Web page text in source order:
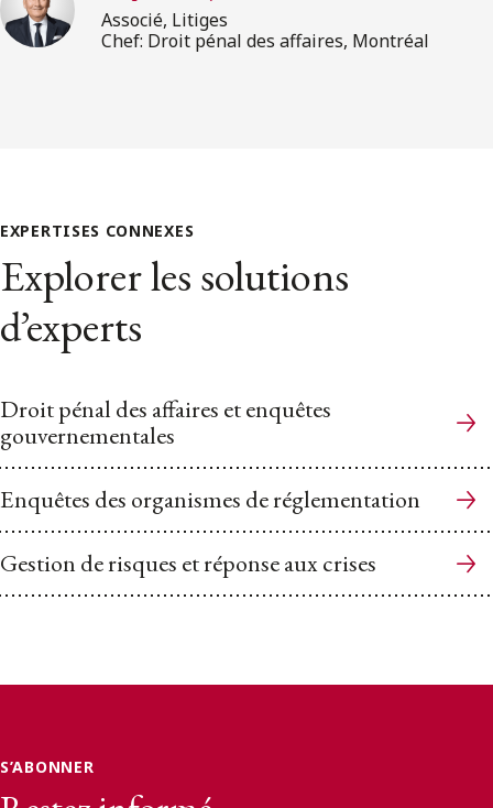
Associé, Litiges
Chef: Droit pénal des affaires, Montréal
EXPERTISES CONNEXES
Explorer les solutions
d’experts
Droit pénal des affaires et enquêtes
gouvernementales
Enquêtes des organismes de réglementation
Gestion de risques et réponse aux crises
S’ABONNER